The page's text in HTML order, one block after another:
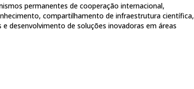
permanentes de cooperação internacional,
compartilhamento de infraestrutura científica,
desenvolvimento de soluções inovadoras em áreas